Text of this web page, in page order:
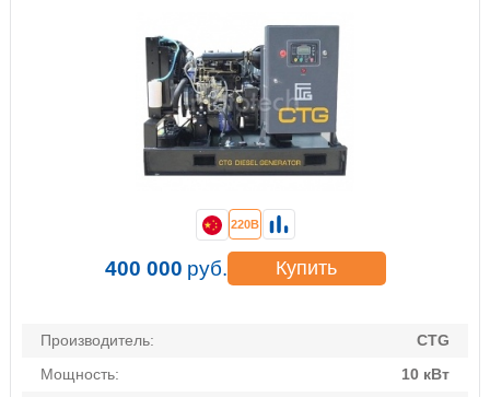
Производитель:
CTG
Мощность:
10 кВт
220В
400 000 руб. Купить